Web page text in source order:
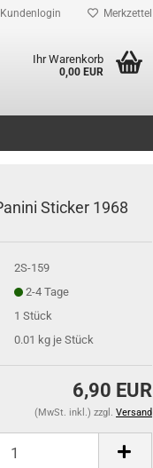
Kundenlogin Merkzettel
Ihr Warenkorb
0,00 EUR
Sticker 1968
2S-159
2-4 Tage
1 Stück
0.01 kg je Stück
6,90 EUR
(MwSt. inkl.) zzgl. Versand